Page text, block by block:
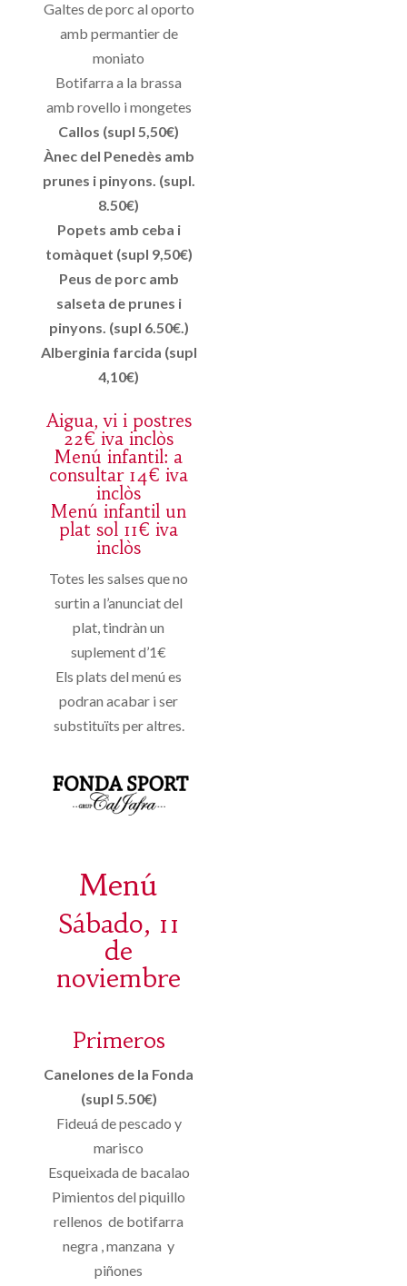
Galtes de porc al oporto
amb permantier de
moniato
Botifarra a la brassa
amb rovello i mongetes
Callos (supl 5,50€)
Ànec del Penedès amb
prunes i pinyons. (supl.
8.50€)
Popets amb ceba i
tomàquet (supl 9,50€)
Peus de porc amb
salseta de prunes i
pinyons. (supl 6.50€.)
Alberginia farcida (supl
4,10€)
Aigua, vi i postres
22€ iva inclòs
Menú infantil: a
consultar 14€ iva
inclòs
Menú infantil un
plat sol 11€ iva
inclòs
Totes les salses que no
surtin a l’anunciat del
plat, tindràn un
suplement d’1€
Els plats del menú es
podran acabar i ser
substituïts per altres.
Menú
Sábado, 11
de
noviembre
Primeros
Canelones de la Fonda
(supl 5.50€)
Fideuá de pescado y
marisco
Esqueixada de bacalao
Pimientos del piquillo
rellenos de botifarra
negra , manzana y
piñones